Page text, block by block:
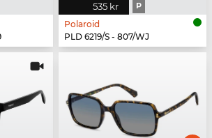
535 kr P
Polaroid
PLD 6219/S - 807/WJ